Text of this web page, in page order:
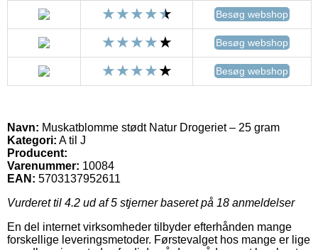
Besøg webshop
Besøg webshop
Besøg webshop
Navn: Muskatblomme stødt Natur Drogeriet – 25 gram
Kategori: A til J
Producent:
Varenummer: 10084
EAN: 5703137952611
Vurderet til 4.2 ud af 5 stjerner baseret på 18 anmeldelser
En del internet virksomheder tilbyder efterhånden mange
forskellige leveringsmetoder. Førstevalget hos mange er lige